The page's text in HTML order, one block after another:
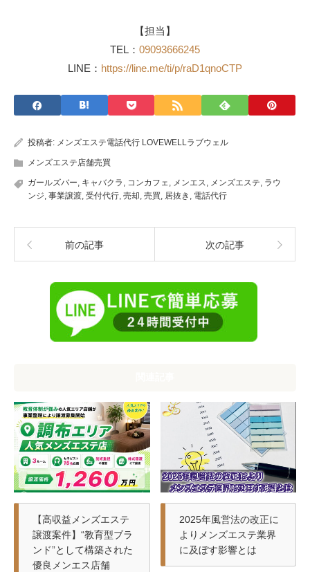
【担当】
TEL： 09093666245
LINE： https://line.me/ti/p/raD1qnoCTP
投稿者: メンズエステ電話代行 LOVEWELLラブウェル
メンズエステ店舗売買
ガールズバー, キャバクラ , コンカフェ, メンエス, メンズエステ, ラウ
ンジ, 事業譲渡, 受付代行, 売却, 売買, 居抜き , 電話代行
前の記事 次の記事
【高収益メンズエステ
譲渡案件】“教育型ブラ
ンド”として構築された
優良メンエス店舗
2025年風営法の改正に
よりメンズエステ業界
に及ぼす影響とは